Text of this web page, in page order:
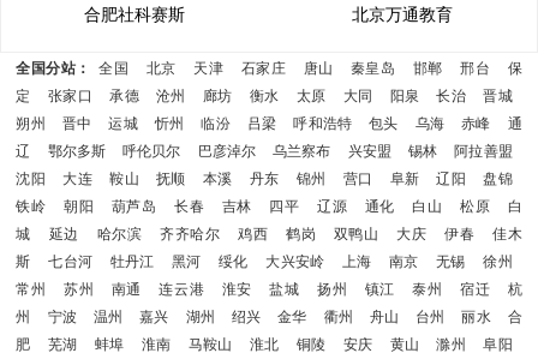
合肥社科赛斯 北京万通教育
全国分站： 全国 北京 天津 石家庄 唐山 秦皇岛 邯郸 邢台
保
定
张家口 承德 沧州 廊坊 衡水 太原 大同 阳泉 长治
晋城
朔州
晋中 运城 忻州 临汾 吕梁 呼和浩特 包头 乌海 赤峰
通
辽
鄂尔多斯 呼伦贝尔 巴彦淖尔 乌兰察布 兴安盟 锡林
阿拉善盟
沈阳
大连 鞍山 抚顺 本溪 丹东 锦州 营口 阜新 辽阳
盘锦
铁岭
朝阳 葫芦岛 长春 吉林 四平 辽源 通化 白山 松原
白
城
延边 哈尔滨 齐齐哈尔 鸡西 鹤岗 双鸭山 大庆 伊春
佳木
斯
七台河 牡丹江 黑河 绥化 大兴安岭 上海 南京 无锡
徐州
常州
苏州 南通 连云港 淮安 盐城 扬州 镇江 泰州 宿迁
杭
州
宁波 温州 嘉兴 湖州 绍兴 金华 衢州 舟山 台州 丽水
合
肥
芜湖 蚌埠 淮南 马鞍山 淮北 铜陵 安庆 黄山 滁州
阜阳